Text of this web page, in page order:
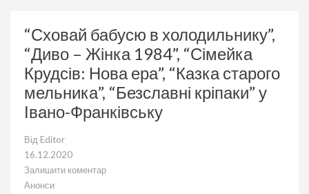
“Сховай бабусю в холодильнику”,
“Диво – Жінка 1984”, “Сімейка
Крудсів: Нова ера”, “Казка старого
мельника”, “Безславні кріпаки” у
Івано-Франківську
Від Editor
16.12.2020
Залишити коментар
до
Анонси